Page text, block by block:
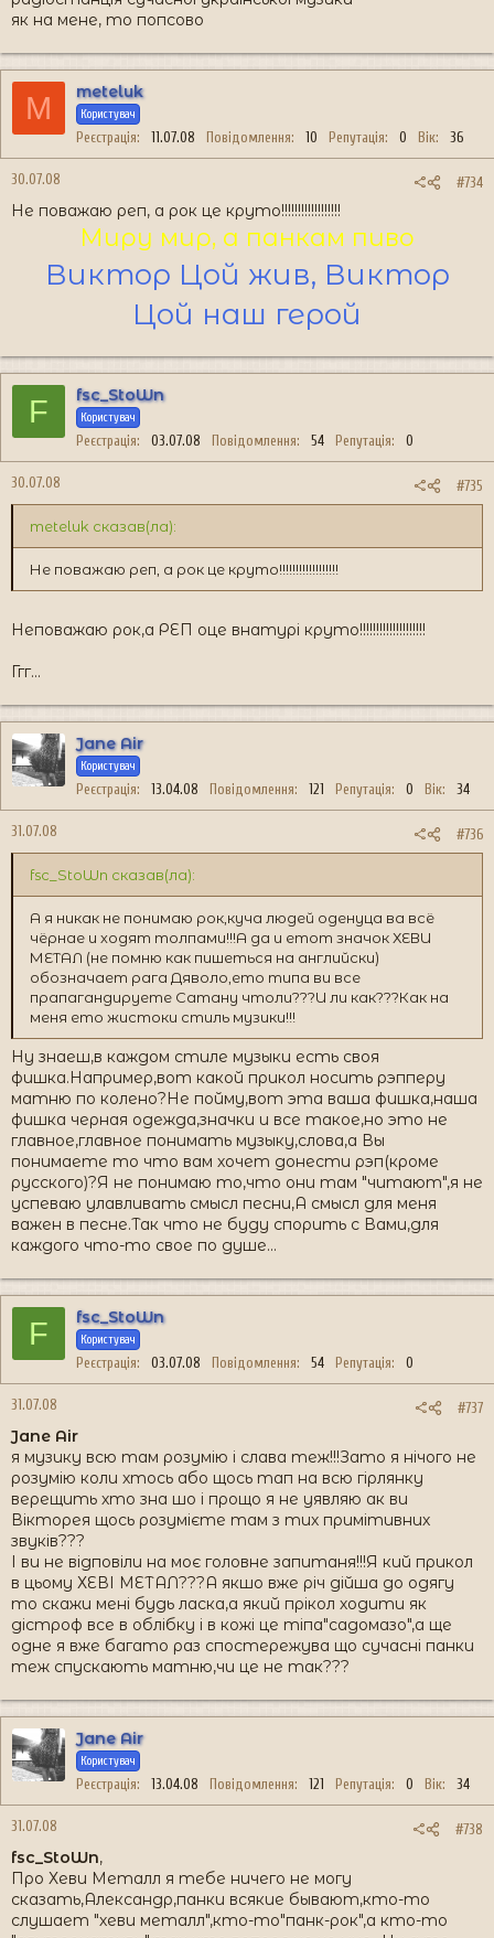
як на мене, то попсово
M meteluk
Користувач
Реєстрація 11.07.08 Повідомлення 10 Репутація 0 Вік 36
30.07.08 #734
Не поважаю реп, а рок це круто!!!!!!!!!!!!!!!!!!
Миру мир, а панкам пиво
Виктор Цой жив, Виктор
Цой наш герой​
F fsc_StoWn
Користувач
Реєстрація 03.07.08 Повідомлення 54 Репутація 0
30.07.08 #735
meteluk сказав(ла):
Не поважаю реп, а рок це круто!!!!!!!!!!!!!!!!!!
Неповажаю рок,а РЕП оце внатурі круто!!!!!!!!!!!!!!!!!!!!
Ггг...
Jane Air
Користувач
Реєстрація 13.04.08 Повідомлення 121 Репутація 0 Вік 34
31.07.08 #736
fsc_StoWn сказав(ла):
А я никак не понимаю рок,куча людей оденуца ва всё
чёрнае и ходят толпами!!!А да и етот значок ХЕВИ
МЕТАЛ (не помню как пишеться на английски)
обозначает рага Дяволо,ето типа ви все
прапагандируете Сатану чтоли???И ли как???Как на
меня ето жистоки стиль музики!!!
Ну знаеш,в каждом стиле музыки есть своя
фишка.Например,вот какой прикол носить рэпперу
матню по колено?Не пойму,вот эта ваша фишка,наша
фишка черная одежда,значки и все такое,но это не
главное,главное понимать музыку,слова,а Вы
понимаете то что вам хочет донести рэп(кроме
русского)?Я не понимаю то,что они там "читают",я не
успеваю улавливать смысл песни,А смысл для меня
важен в песне.Так что не буду спорить с Вами,для
каждого что-то свое по душе...
F fsc_StoWn
Користувач
Реєстрація 03.07.08 Повідомлення 54 Репутація 0
31.07.08 #737
Jane Air
я музику всю там розумію і слава теж!!!Зато я нічого не
розумію коли хтось або щось тап на всю гірлянку
верещить хто зна шо і прощо я не уявляю ак ви
Вікторея щось розумієте там з тих примітивних
звуків???
І ви не відповіли на моє головне запитаня!!!Я кий прикол
в цьому ХЕВІ МЕТАЛ???А якшо вже річ дійша до одягу
то скажи мені будь ласка,а який прікол ходити як
дістроф все в облібку і в кожі це тіпа"садомазо",а ще
одне я вже багато раз спостережува що сучасні панки
теж спускають матню,чи це не так???
Jane Air
Користувач
Реєстрація 13.04.08 Повідомлення 121 Репутація 0 Вік 34
31.07.08 #738
fsc_StoWn,
Про Хеви Металл я тебе ничего не могу
сказать,Александр,панки всякие бывают,кто-то
слушает "хеви металл",кто-то"панк-рок",а кто-то